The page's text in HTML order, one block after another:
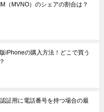
（MVNO）のシェアの割合は？
iPhoneの購入方法！どこで買う
証用に電話番号を持つ場合の最